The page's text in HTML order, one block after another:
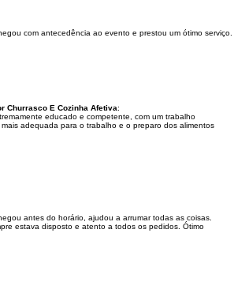
com antecedência ao evento e prestou um ótimo serviço.
Churrasco E Cozinha Afetiva:
educado e competente, com um trabalho
adequada para o trabalho e o preparo dos alimentos
antes do horário, ajudou a arrumar todas as coisas.
estava disposto e atento a todos os pedidos. Ótimo